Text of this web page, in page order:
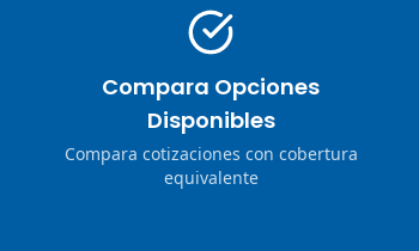
Compara Opciones
Disponibles
Compara cotizaciones con cobertura
equivalente